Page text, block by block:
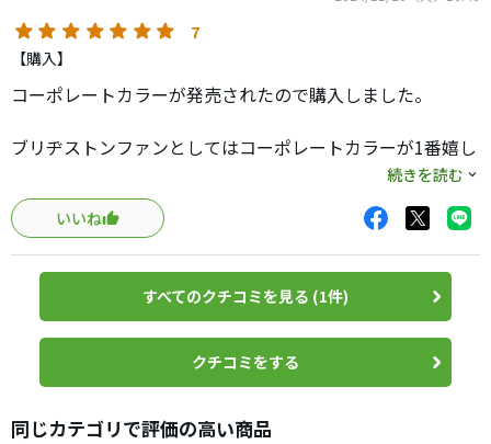
7
【購入】
コーポレートカラーが発売されたので購入しました。
ブリヂストンファンとしてはコーポレートカラーが1番嬉し
単色よりもコーポレートカラー1番！！
プロ使用ボールはコーポレートカラーが多いけどグローブ
続きを読む
いいね
すべてのクチコミを見る (1件)
クチコミをする
同じカテゴリで評価の高い商品